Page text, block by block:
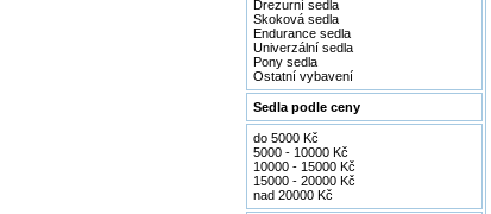
Drezurní sedla
Skoková sedla
Endurance sedla
Univerzální sedla
Pony sedla
Ostatní vybavení
Sedla podle ceny
do 5000 Kč
5000 - 10000 Kč
10000 - 15000 Kč
15000 - 20000 Kč
nad 20000 Kč